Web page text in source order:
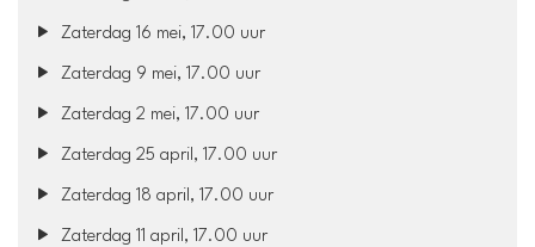
Zaterdag 16 mei, 17.00 uur
Zaterdag 9 mei, 17.00 uur
Zaterdag 2 mei, 17.00 uur
Zaterdag 25 april, 17.00 uur
Zaterdag 18 april, 17.00 uur
Zaterdag 11 april, 17.00 uur